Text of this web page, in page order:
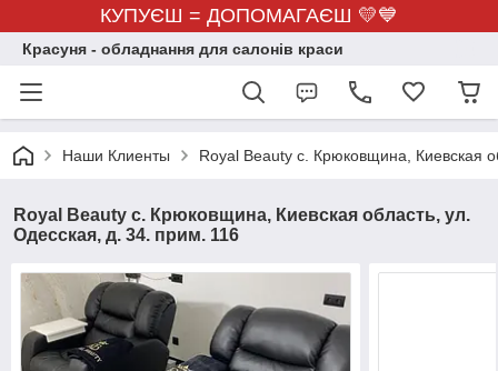
КУПУЄШ = ДОПОМАГАЄШ 💛💙
Красуня - обладнання для салонів краси
Наши Клиенты Royal Beauty с. Крюковщина, Киевская
Royal Beauty с. Крюковщина, Киевская область, ул.
Одесская, д. 34. прим. 116